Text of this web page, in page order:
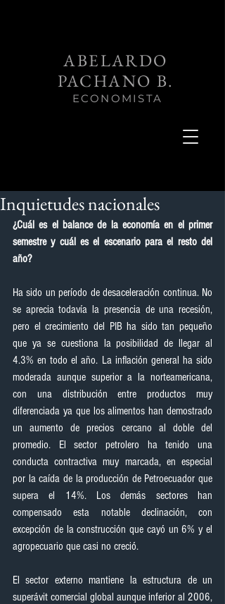
ABELARDO
PACHANO B.
ECONOMISTA
Inquietudes nacionales
¿Cuál es el balance de la economía en el primer
semestre y cuál es el escenario para el resto del
año?
Ha sido un período de desaceleración continua. No
se aprecia todavía la presencia de una recesión,
pero el crecimiento del PIB ha sido tan pequeño
que ya se cuestiona la posibilidad de llegar al
4.3% en todo el año. La inflación general ha sido
moderada aunque superior a la norteamericana,
con una distribución entre productos muy
diferenciada ya que los alimentos han demostrado
un aumento de precios cercano al doble del
promedio. El sector petrolero ha tenido una
conducta contractiva muy marcada, en especial
por la caída de la producción de Petroecuador que
supera el 14%. Los demás sectores han
compensado esta notable declinación, con
excepción de la construcción que cayó un 6% y el
agropecuario que casi no creció.
El sector externo mantiene la estructura de un
superávit comercial global aunque inferior al 2006,